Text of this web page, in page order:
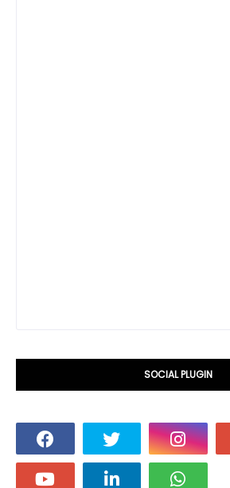
SOCIAL PLUGIN